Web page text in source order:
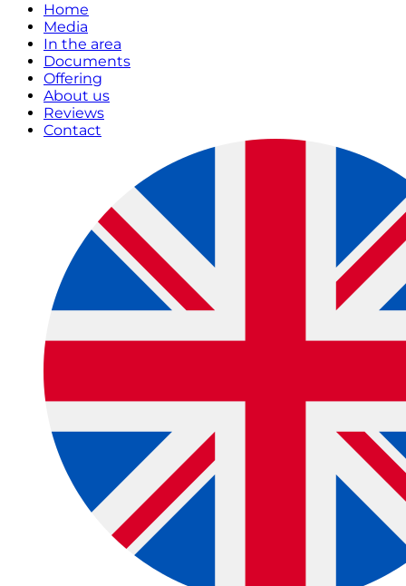
Home
Media
In the area
Documents
Offering
About us
Reviews
Contact